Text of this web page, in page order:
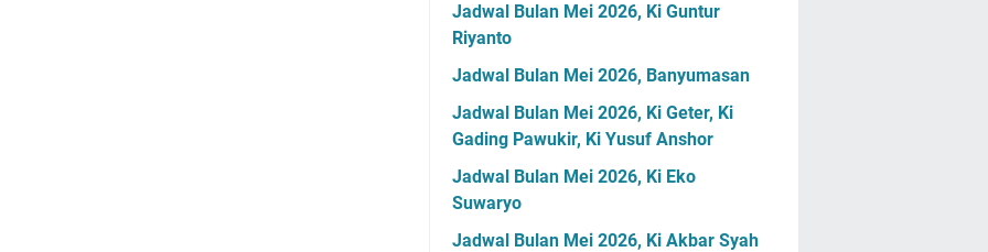
Jadwal Bulan Mei 2026, Ki Guntur
Riyanto
Jadwal Bulan Mei 2026, Banyumasan
Jadwal Bulan Mei 2026, Ki Geter, Ki
Gading Pawukir, Ki Yusuf Anshor
Jadwal Bulan Mei 2026, Ki Eko
Suwaryo
Jadwal Bulan Mei 2026, Ki Akbar Syah